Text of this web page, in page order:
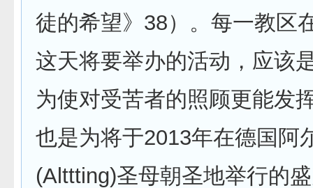
徒的希望》38）。每一教区
这天将要举办的活动，应该
为使对受苦者的照顾更能发
也是为将于2013年在德国阿
(Alttting)圣母朝圣地举行的